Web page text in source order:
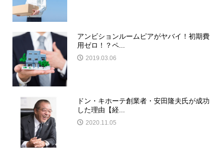
アンビションルームピアがヤバイ！初期費
用ゼロ！？ペ...
2019.03.06
ドン・キホーテ創業者・安田隆夫氏が成功
した理由【経...
2020.11.05